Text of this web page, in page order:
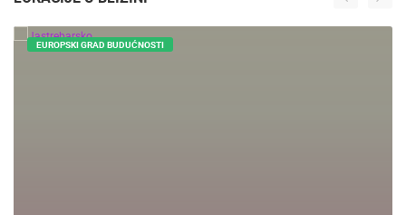
EUROPSKI GRAD BUDUĆNOSTI